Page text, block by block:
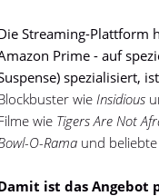
Streaming-Plattform
Prime - auf
spezialisiert,
wie Insidious
wie Tigers Are Not
O-Rama und
ist das Angebot